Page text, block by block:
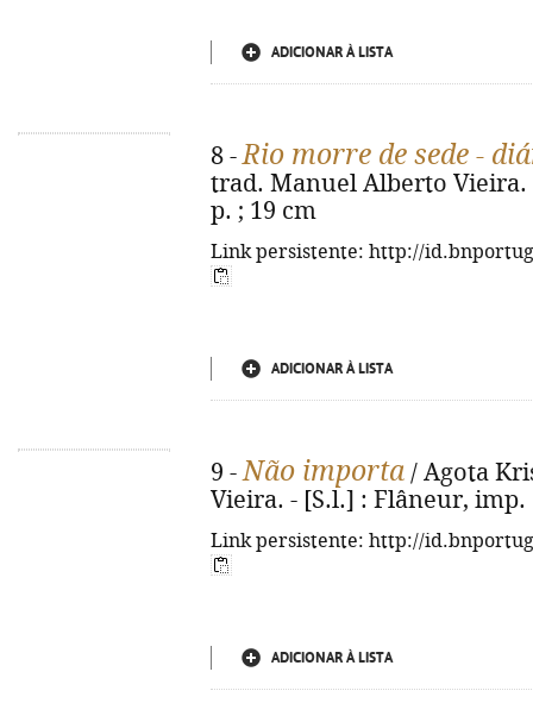
ADICIONAR À LISTA
8 -Rio morre de sede -
trad. Manuel Alberto Vieira.
p. ; 19 cm
Link persistente: http://
ADICIONAR À LISTA
9 -Não importa / Agota
Vieira. - [S.l.] : Flâneur, imp.
Link persistente: http://
ADICIONAR À LISTA